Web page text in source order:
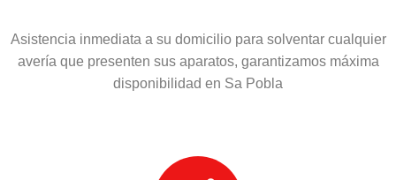
Asistencia inmediata a su domicilio para solventar cualquier
avería que presenten sus aparatos, garantizamos máxima
disponibilidad en Sa Pobla